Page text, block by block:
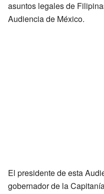
asuntos legales de
Audiencia de México.
El presidente de esta
gobernador de la